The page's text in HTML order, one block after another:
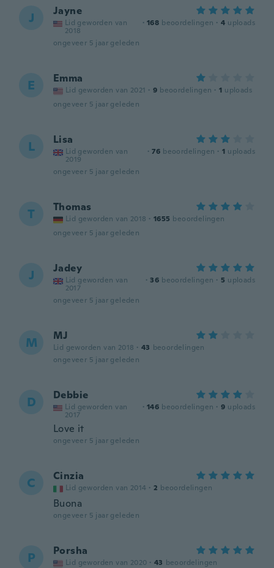
J Jayne
Lid geworden van
2018
· 168 beoordelingen · 4 uploads
ongeveer 5 jaar geleden
E Emma
Lid geworden van 2021 · 9 beoordelingen · 1 uploads
ongeveer 5 jaar geleden
L Lisa
Lid geworden van
2019
· 76 beoordelingen · 1 uploads
ongeveer 5 jaar geleden
T Thomas
Lid geworden van 2018 · 1655 beoordelingen
ongeveer 5 jaar geleden
J Jadey
Lid geworden van
2017
· 36 beoordelingen · 5 uploads
ongeveer 5 jaar geleden
M MJ
Lid geworden van 2018 · 43 beoordelingen
ongeveer 5 jaar geleden
D Debbie
Lid geworden van
2017
· 146 beoordelingen · 9 uploads
Love it
ongeveer 5 jaar geleden
C Cinzia
Lid geworden van 2014 · 2 beoordelingen
Buona
ongeveer 5 jaar geleden
P Porsha
Lid geworden van 2020 · 43 beoordelingen